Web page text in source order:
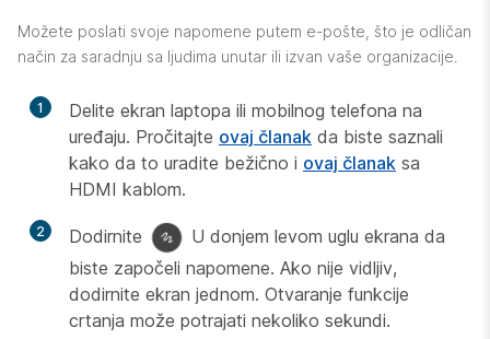
Možete poslati svoje napomene putem e-pošte, što je odličan
način za saradnju sa ljudima unutar ili izvan vaše organizacije.
1
Delite ekran laptopa ili mobilnog telefona na
uređaju. Pročitajte ovaj članak da biste saznali
kako da to uradite bežično i ovaj članak sa
HDMI kablom.
2 Dodirnite
U donjem levom uglu ekrana da
biste započeli napomene. Ako nije vidljiv,
dodirnite ekran jednom. Otvaranje funkcije
crtanja može potrajati nekoliko sekundi.